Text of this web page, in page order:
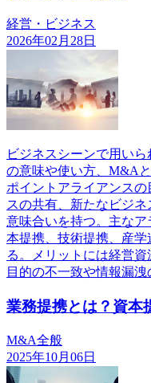
経営・ビジネス
2026年02月28日
ビジネスシーンで用い
の意味や使い方、M&A
ポイントアライアンス
スの共有、新たなビジ
意味合いを持つ。主な
本提携、技術提携、産
る。メリットには経営資
目的の不一致や情報漏洩
業務提携とは？資
M&A全般
2025年10月06日